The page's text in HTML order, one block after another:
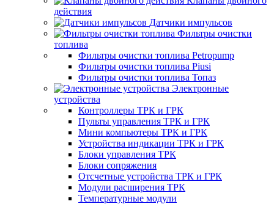
действия
Датчики импульсов
Фильтры очистки
топлива
Фильтры очистки топлива Petropump
Фильтры очистки топлива Piusi
Фильтры очистки топлива Топаз
Электронные
устройства
Контроллеры ТРК и ГРК
Пульты управления ТРК и ГРК
Мини компьютеры ТРК и ГРК
Устройства индикации ТРК и ГРК
Блоки управления ТРК
Блоки сопряжения
Отсчетные устройства ТРК и ГРК
Модули расширения ТРК
Температурные модули